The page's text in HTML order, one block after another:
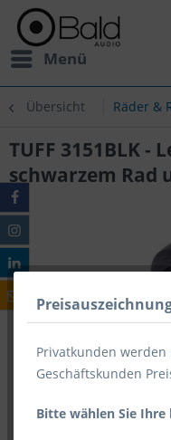
Menü
Übersicht Räder &
TUFF 3151BLK -
schwarzem Rad
Privatkunden
Geschäftskunden
Bitte wählen Sie